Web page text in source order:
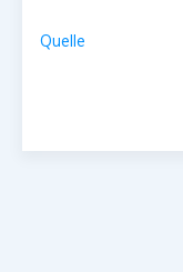
Quelle